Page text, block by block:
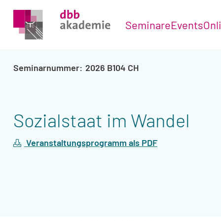
SeminareEvents
2026 B104 CH
Sozialstaat im Wandel
Veranstaltungsprogramm als PDF